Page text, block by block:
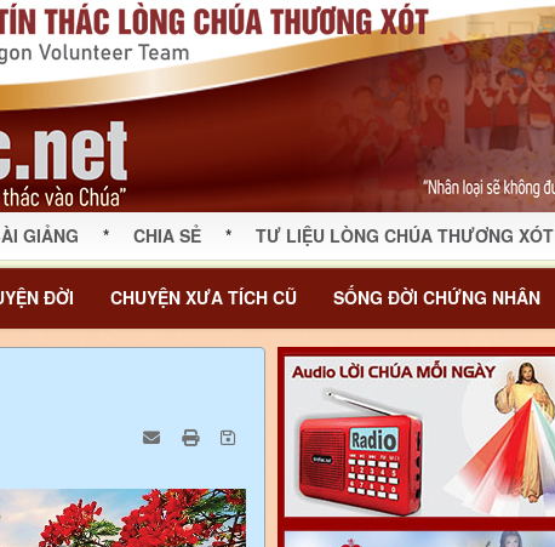
GIẢNG * CHIA SẺ * TƯ LIỆU LÒNG CHÚA THƯƠNG XÓT
ĐỜI CHUYỆN XƯA TÍCH CŨ SỐNG ĐỜI CHỨNG NHÂN